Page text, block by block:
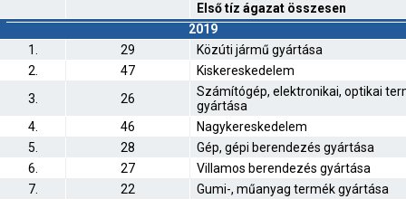
Első tíz ágazat összesen
2019
1.
29
Közúti jármű gyártása
2.
47
Kiskereskedelem
3.
26
Számítógép, elektronikai, optikai
gyártása
4.
46
Nagykereskedelem
5.
28
Gép, gépi berendezés gyártása
6.
27
Villamos berendezés gyártása
7.
22
Gumi-, műanyag termék gyártása